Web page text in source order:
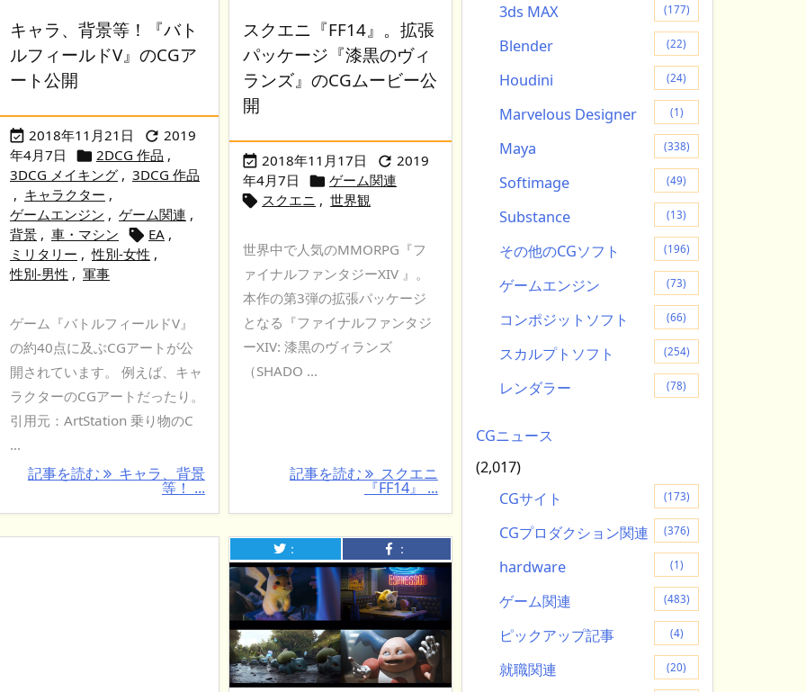
キャラ、背景等！『バト
ルフィールドV』のCGア
ート公開
 2018年11月21日  2019
年4月7日
 2DCG 作品 ,
3DCG メイキング , 3DCG 作品
, キャラクター ,
ゲームエンジン , ゲーム関連 ,
背景 , 車・マシン  EA ,
ミリタリー , 性別-女性 ,
性別-男性 , 軍事
ゲーム『バトルフィールドV』
の約40点に及ぶCGアートが公
開されています。 例えば、キャ
ラクターのCGアートだったり。
引用元：ArtStation 乗り物のC
...
記事を読む キャラ、背景
等！ ...
スクエニ『FF14』。拡張
パッケージ『漆黒のヴィ
ランズ』のCGムービー公
開
 2018年11月17日  2019
年4月7日
 ゲーム関連
 スクエニ , 世界観
世界中で人気のMMORPG『フ
ァイナルファンタジーXIV 』。
本作の第3弾の拡張パッケージ
となる『ファイナルファンタジ
ーXIV: 漆黒のヴィランズ
（SHADO ...
記事を読む スクエニ
『FF14』 ...
： ：
3ds MAX (177)
Blender (22)
Houdini (24)
Marvelous Designer (1)
Maya (338)
Softimage (49)
Substance (13)
その他のCGソフト (196)
ゲームエンジン (73)
コンポジットソフト (66)
スカルプトソフト (254)
レンダラー (78)
CGニュース
(2,017)
CGサイト
(173)
CGプロダクション関連 (376)
hardware (1)
ゲーム関連 (483)
ピックアップ記事 (4)
就職関連 (20)